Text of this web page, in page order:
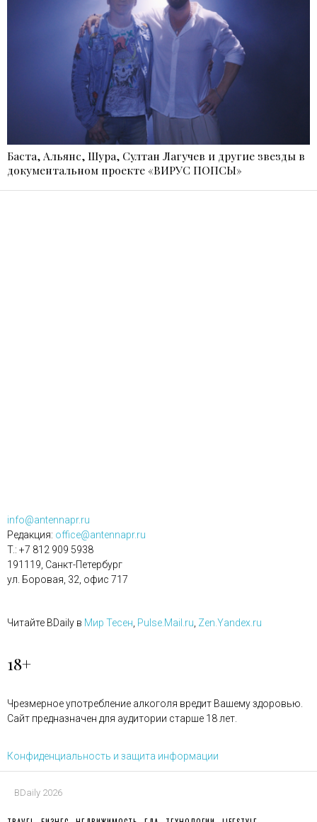
Баста, Альянс, Шура, Султан Лагучев и другие звезды в
документальном проекте «ВИРУС ПОПСЫ»
info@antennapr.ru
Редакция: office@antennapr.ru
T.: +7 812 909 5938
191119, Санкт-Петербург
ул. Боровая, 32, офис 717
Читайте BDaily в Мир Тесен Pulse.Mail.ru Zen.Yandex.ru
18+
Чрезмерное употребление алкоголя вредит Вашему здоровью.
Сайт предназначен для аудитории старше 18 лет.
Конфиденциальность и защита информации
BDaily 2026